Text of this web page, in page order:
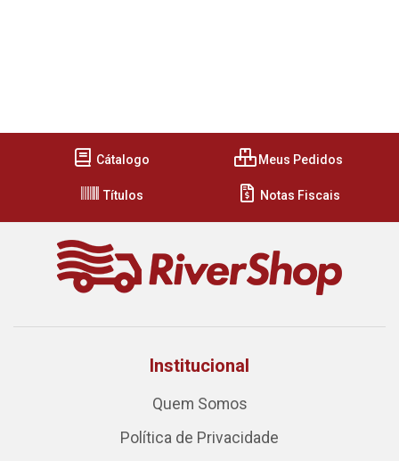
Cátalogo Meus Pedidos
Títulos Notas Fiscais
Institucional
Quem Somos
Política de Privacidade